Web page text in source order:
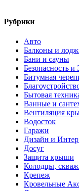
Рубрики
Авто
Балконы и
Бани и сауны
Безопасность и
Битумная
Бытовая
Ванные и
Вентиляция
Водосток
Гаражи
Дизайн и
Досуг
Защита крыши
Колодцы,
Крепеж
Кровельные